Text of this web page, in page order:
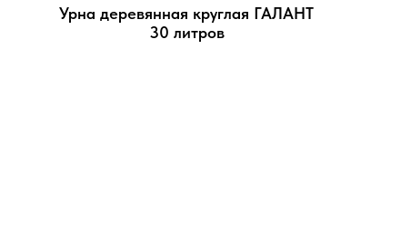
Урна деревянная круглая ГАЛАНТ
30 литров